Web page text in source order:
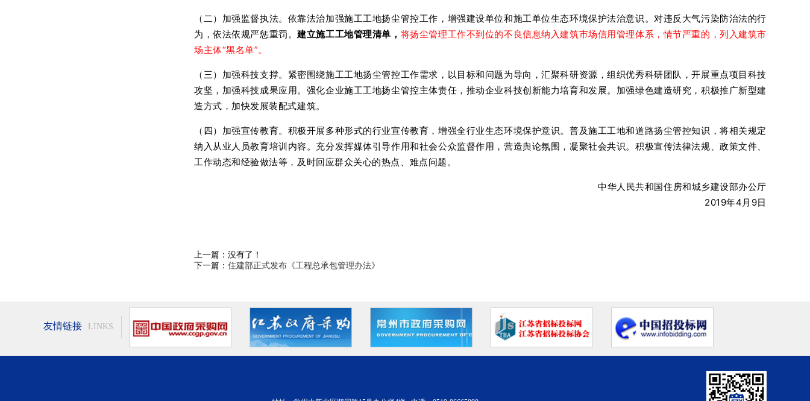
（二）加强监督执法。依靠法治加强施工工地扬尘管控工作，增强建设单位和施工单位生态环境保护法治意识。对违反大气污染防治法的行
为，依法依规严惩重罚。建立施工工地管理清单， 将扬尘管理工作不到位的不良信息纳入建筑市场信用管理体系，情节严重的，列入建筑市
场主体“黑名单”。
（三）加强科技支撑。紧密围绕施工工地扬尘管控工作需求，以目标和问题为导向，汇聚科研资源，组织优秀科研团队，开展重点项目科技
攻坚，加强科技成果应用。强化企业施工工地扬尘管控主体责任，推动企业科技创新能力培育和发展。加强绿色建造研究，积极推广新型建
造方式，加快发展装配式建筑。
（四）加强宣传教育。积极开展多种形式的行业宣传教育，增强全行业生态环境保护意识。普及施工工地和道路扬尘管控知识，将相关规定
纳入从业人员教育培训内容。充分发挥媒体引导作用和社会公众监督作用，营造舆论氛围，凝聚社会共识。积极宣传法律法规、政策文件、
工作动态和经验做法等，及时回应群众关心的热点、难点问题。
中华人民共和国住房和城乡建设部办公厅
2019年4月9日
上一篇：没有了！
下一篇： 住建部正式发布《工程总承包管理办法》
友情链接 LINKS